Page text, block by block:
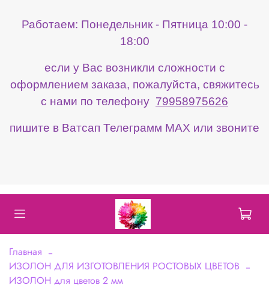
Работаем: Понедельник - Пятница 10:00 -
18:00
если у Вас возникли сложности с
оформлением заказа, пожалуйста, свяжитесь
с нами по телефону 79958975626
пишите в Ватсап Телеграмм МАХ или звоните
Главная
ИЗОЛОН ДЛЯ ИЗГОТОВЛЕНИЯ РОСТОВЫХ ЦВЕТОВ
ИЗОЛОН для цветов 2 мм